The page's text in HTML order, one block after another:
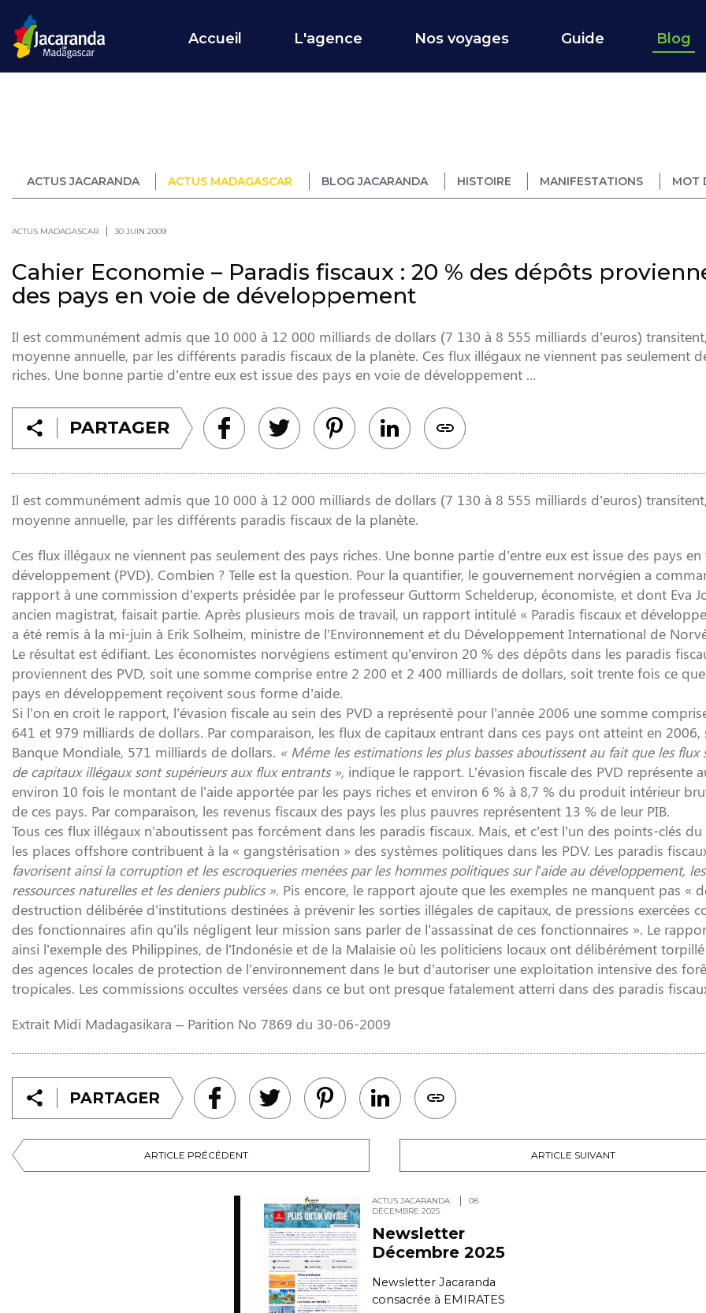
Accueil L'agence Nos voyages Guide Blog
ACTUS JACARANDA ACTUS MADAGASCAR BLOG JACARANDA HISTOIRE MANIFESTATIONS MOT
ACTUS MADAGASCAR 30 JUIN 2009
Cahier Economie – Paradis fiscaux : 20 % des dépôts
des pays en voie de développement
Il est communément admis que 10 000 à 12 000 milliards de dollars (7 130 à 8 555 milliards d’euros)
moyenne annuelle, par les différents paradis fiscaux de la planète. Ces flux illégaux ne viennent pas seulement
riches. Une bonne partie d’entre eux est issue des pays en voie de développement ...
PARTAGER
ARTICLE PRÉCÉDENT ARTICLE SUIVANT
ACTUS JACARANDA
08
DÉCEMBRE 2025
Newsletter
Décembre 2025
Newsletter Jacaranda
consacrée à EMIRATES
Il est communément admis que 10 000 à 12 000 milliards de dollars (7 130 à 8 555 milliards d’euros)
moyenne annuelle, par les différents paradis fiscaux de la planète.
Ces flux illégaux ne viennent pas seulement des pays riches. Une bonne partie d’entre eux est issue des pays
développement (PVD). Combien ? Telle est la question. Pour la quantifier, le gouvernement norvégien a
rapport à une commission d’experts présidée par le professeur Guttorm Schelderup, économiste, et dont Eva
ancien magistrat, faisait partie. Après plusieurs mois de travail, un rapport intitulé « Paradis fiscaux et
a été remis à la mi-juin à Erik Solheim, ministre de l’Environnement et du Développement International de
Le résultat est édifiant. Les économistes norvégiens estiment qu’environ 20 % des dépôts dans les paradis
proviennent des PVD, soit une somme comprise entre 2 200 et 2 400 milliards de dollars, soit trente fois ce
pays en développement reçoivent sous forme d’aide.
Si l’on en croit le rapport, l’évasion fiscale au sein des PVD a représenté pour l’année 2006 une somme
641 et 979 milliards de dollars. Par comparaison, les flux de capitaux entrant dans ces pays ont atteint en 2006,
Banque Mondiale, 571 milliards de dollars. « Même les estimations les plus basses aboutissent au fait que les flux
de capitaux illégaux sont supérieurs aux flux entrants », indique le rapport. L’évasion fiscale des PVD représente
environ 10 fois le montant de l’aide apportée par les pays riches et environ 6 % à 8,7 % du produit intérieur
de ces pays. Par comparaison, les revenus fiscaux des pays les plus pauvres représentent 13 % de leur PIB.
Tous ces flux illégaux n’aboutissent pas forcément dans les paradis fiscaux. Mais, et c’est l’un des points-clés
les places offshore contribuent à la « gangstérisation » des systèmes politiques dans les PDV. Les paradis
favorisent ainsi la corruption et les escroqueries menées par les hommes politiques sur l’aide au développement, les
ressources naturelles et les deniers publics ». Pis encore, le rapport ajoute que les exemples ne manquent pas «
destruction délibérée d’institutions destinées à prévenir les sorties illégales de capitaux, de pressions exercées
des fonctionnaires afin qu’ils négligent leur mission sans parler de l’assassinat de ces fonctionnaires ». Le
ainsi l’exemple des Philippines, de l’Indonésie et de la Malaisie où les politiciens locaux ont délibérément
des agences locales de protection de l’environnement dans le but d’autoriser une exploitation intensive des
tropicales. Les commissions occultes versées dans ce but ont presque fatalement atterri dans des paradis
Extrait Midi Madagasikara – Parition No 7869 du 30-06-2009
PARTAGER